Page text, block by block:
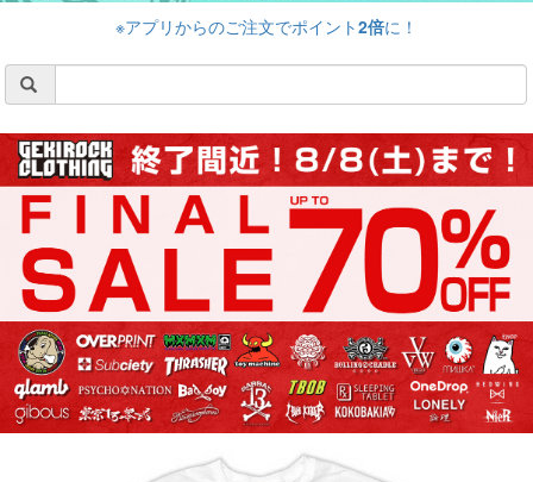
※アプリからのご注文でポイント2倍に！